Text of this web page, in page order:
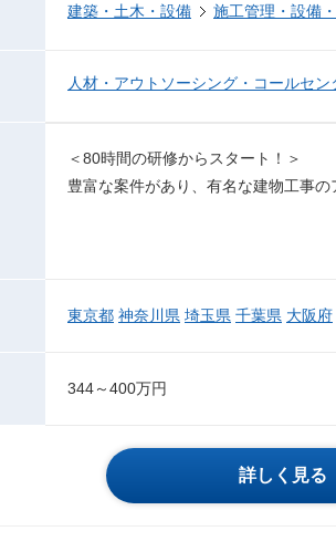
建築・土木・設備 施工管理・設備
人材・アウトソーシング・コールセン
＜80時間の研修からスタート！＞
豊富な案件があり、有名な建物工事
東京都 神奈川県 埼玉県 千葉県 大阪府
344～400万円
詳しく見る